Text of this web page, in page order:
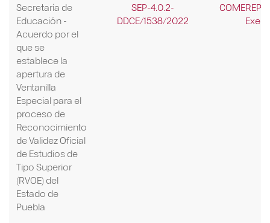
Secretaría de
Educación -
Acuerdo por el
que se
establece la
apertura de
Ventanilla
Especial para el
proceso de
Reconocimiento
de Validez Oficial
de Estudios de
Tipo Superior
(RVOE) del
Estado de
Puebla
SEP-4.0.2-
DDCE/1538/2022